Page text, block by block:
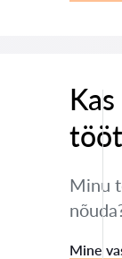
Minu
Mine